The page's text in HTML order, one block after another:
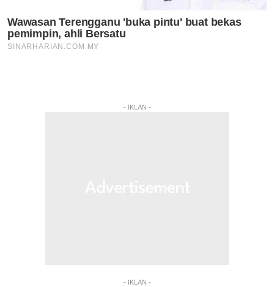
- IKLAN -
- IKLAN -